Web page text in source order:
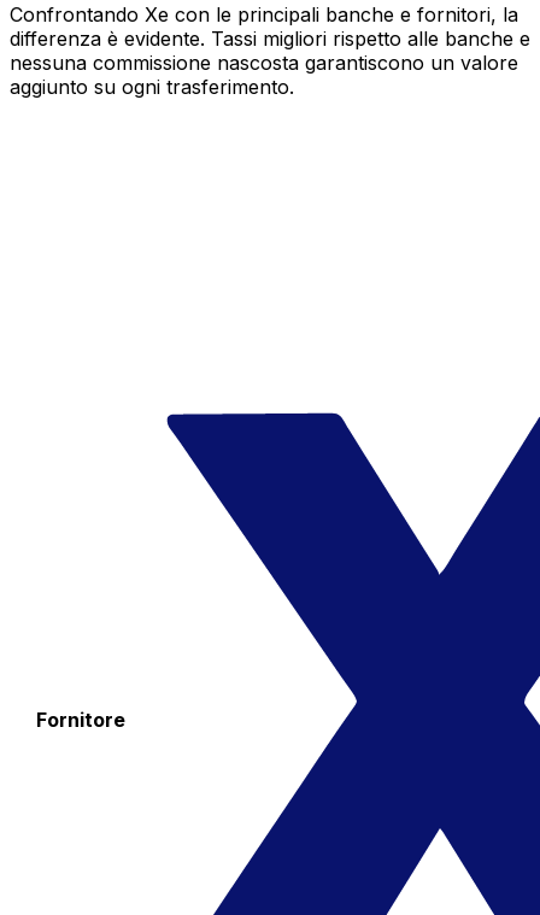
Confrontando Xe con le principali banche e fornitori, la
differenza è evidente. Tassi migliori rispetto alle banche e
nessuna commissione nascosta garantiscono un valore
aggiunto su ogni trasferimento.
Fornitore